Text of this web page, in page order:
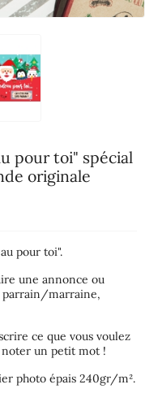
pour toi" spécial
originale
pour toi".
une annonce ou
parrain/marraine,
ce que vous voulez
noter un petit mot !
photo épais 240gr/m².